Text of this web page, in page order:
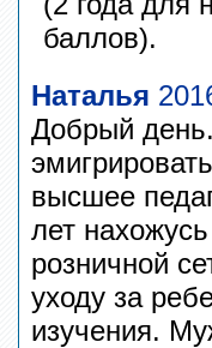
баллов).
Наталья
Добрый
высшее
лет
розничной
уходу за
изучения.